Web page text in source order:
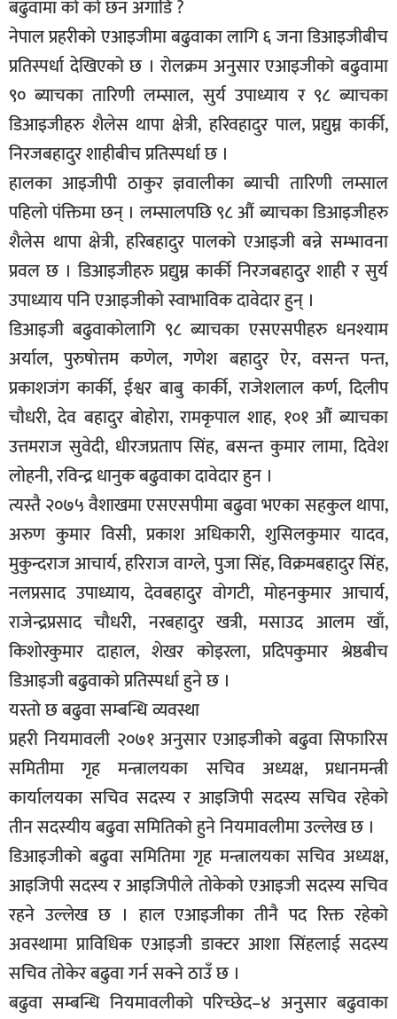
बिश्व
अचम्म
दुनिया
बिचार
कुराकानी
जीवनशैली
साहित्य
सूचना-
प्रवधि
बढुवामा को को छन अगाडि ?
नेपाल प्रहरीको एआइजीमा बढुवाका लागि ६ जना डिआइजीबीच
प्रतिस्पर्धा देखिएको छ । रोलक्रम अनुसार एआइजीको बढुवामा
९० ब्याचका तारिणी लम्साल, सुर्य उपाध्याय र ९८ ब्याचका
डिआइजीहरु शैलेस थापा क्षेत्री, हरिवहादुर पाल, प्रद्युम्न कार्की,
निरजबहादुर शाहीबीच प्रतिस्पर्धा छ ।
हालका आइजीपी ठाकुर ज्ञवालीका ब्याची तारिणी लम्साल
पहिलो पंक्तिमा छन् । लम्सालपछि ९८ औं ब्याचका डिआइजीहरु
शैलेस थापा क्षेत्री, हरिबहादुर पालको एआइजी बन्ने सम्भावना
प्रवल छ । डिआइजीहरु प्रद्युम्न कार्की निरजबहादुर शाही र सुर्य
उपाध्याय पनि एआइजीकाे स्वाभाविक दावेदार हुन् ।
डिआइजी बढुवाकोलागि ९८ ब्याचका एसएसपीहरु धनश्याम
अर्याल, पुरुषोत्तम कणेल, गणेश बहादुर ऐर, वसन्त पन्त,
प्रकाशजंग कार्की, ईश्वर बाबु कार्की, राजेशलाल कर्ण, दिलीप
चौधरी, देव बहादुर बोहोरा, रामकृपाल शाह, १०१ औं ब्याचका
उत्तमराज सुवेदी, धीरजप्रताप सिंह, बसन्त कुमार लामा, दिवेश
लोहनी, रविन्द्र धानुक बढुवाका दावेदार हुन ।
त्यस्तै २०७५ वैशाखमा एसएसपीमा बढुवा भएका सहकुल थापा,
अरुण कुमार विसी, प्रकाश अधिकारी, शुसिलकुमार यादव,
मुकुन्दराज आचार्य, हरिराज वाग्ले, पुजा सिंह, विक्रमबहादुर सिंह,
नलप्रसाद उपाध्याय, देवबहादुर वोगटी, मोहनकुमार आचार्य,
राजेन्द्रप्रसाद चौधरी, नरबहादुर खत्री, मसाउद आलम खाँ,
किशोरकुमार दाहाल, शेखर कोइरला, प्रदिपकुमार श्रेष्ठबीच
डिआइजी बढुवाको प्रतिस्पर्धा हुने छ ।
यस्तो छ बढुवा सम्बन्धि व्यवस्था
प्रहरी नियमावली २०७१ अनुसार एआइजीको बढुवा सिफारिस
समितीमा गृह मन्त्रालयका सचिव अध्यक्ष, प्रधानमन्त्री
कार्यालयका सचिव सदस्य र आइजिपी सदस्य सचिव रहेको
तीन सदस्यीय बढुवा समितिको हुने नियमावलीमा उल्लेख छ ।
डिआइजीको बढुवा समितिमा गृह मन्त्रालयका सचिव अध्यक्ष,
आइजिपी सदस्य र आइजिपीले तोकेको एआइजी सदस्य सचिव
रहने उल्लेख छ । हाल एआइजीका तीनै पद रिक्त रहेको
अवस्थामा प्राविधिक एआइजी डाक्टर आशा सिंहलाई सदस्य
सचिव तोकेर बढुवा गर्न सक्ने ठाउँ छ ।
बढुवा सम्बन्धि नियमावलीको परिच्छेद–४ अनुसार बढुवाका